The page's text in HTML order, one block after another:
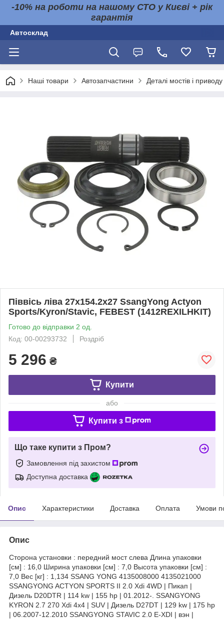
-10% на роботи на нашому СТО у Києві + рік
гарантія
Автосклад
Наші товари Автозапчастини Деталі мостів і приводу
Піввісь ліва 27x154.2x27 SsangYong Actyon
Sports/Kyron/Stavic, FEBEST (1412REXILHKIT)
Готово до відправки 2 од.
Код: 00-00293732
Роздріб
5 296 ₴
Купити
або
Купити з
Що таке купити з Пром?
Замовлення під захистом
Доступна доставка
Опис Характеристики Доставка Оплата Умови
Опис
Сторона установки : передний мост слева Длина упаковки
[см] : 16,0 Ширина упаковки [см] : 7,0 Высота упаковки [см] :
7,0 Вес [кг] : 1,134 SSANG YONG 4135008000 4135021000
SSANGYONG ACTYON SPORTS II 2.0 Xdi 4WD | Пикап |
Дизель D20DTR | 114 kw | 155 hp | 01.2012-. SSANGYONG
KYRON 2.7 270 Xdi 4x4 | SUV | Дизель D27DT | 129 kw | 175 hp
| 06.2007-12.2010 SSANGYONG STAVIC 2.0 E-XDI | вэн |